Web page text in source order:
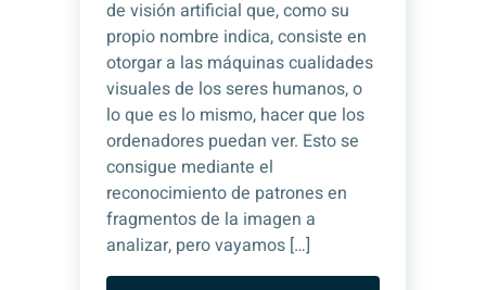
de visión artificial que, como su
propio nombre indica, consiste en
otorgar a las máquinas cualidades
visuales de los seres humanos, o
lo que es lo mismo, hacer que los
ordenadores puedan ver. Esto se
consigue mediante el
reconocimiento de patrones en
fragmentos de la imagen a
analizar, pero vayamos […]